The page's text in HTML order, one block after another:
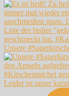
Unsere
Leider ist unser